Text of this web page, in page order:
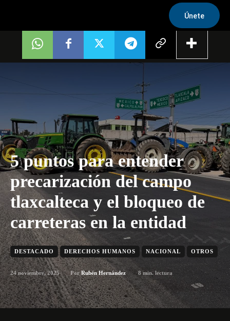
Únete
5 puntos para entender
precarización del campo
tlaxcalteca y el bloqueo de
carreteras en la entidad
DESTACADO DERECHOS HUMANOS NACIONAL OTROS
24 noviembre, 2025 Por Rubén Hernández 8 min. lectura